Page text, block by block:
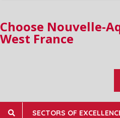
Choose Nouvelle-
West France
SECTORS OF